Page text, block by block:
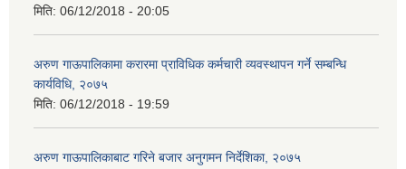
मिति: 06/12/2018 - 20:05
अरुण गाऊपालिकामा करारमा प्राविधिक कर्मचारी व्यवस्थापन गर्ने सम्बन्धि
कार्यविधि, २०७५
मिति: 06/12/2018 - 19:59
अरुण गाऊपालिकाबाट गरिने बजार अनुगमन निर्देशिका, २०७५